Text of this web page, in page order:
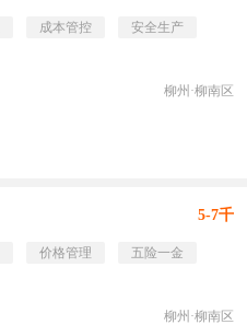
成本管控
安全生产
柳州·柳南区
5-7千
价格管理
五险一金
柳州·柳南区